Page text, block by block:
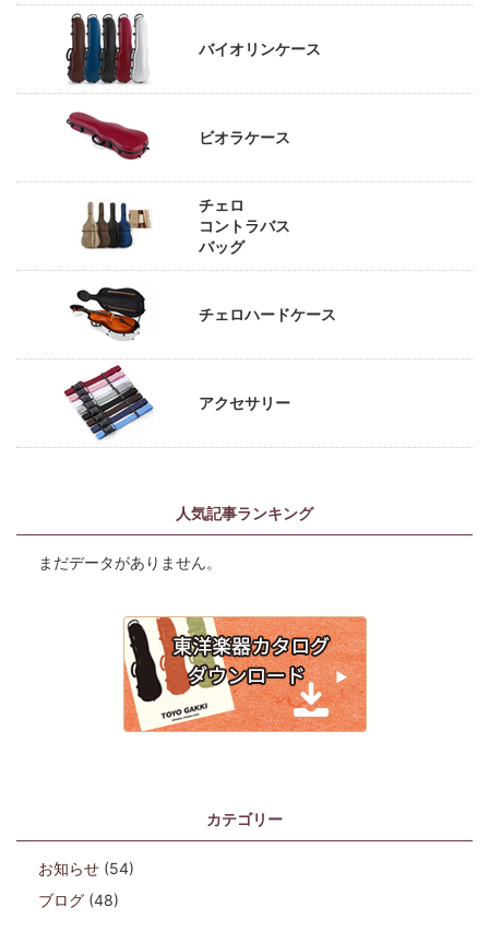
バイオリンケース
ビオラケース
チェロ
コントラバス
バッグ
チェロハードケース
アクセサリー
人気記事ランキング
まだデータがありません。
カテゴリー
お知らせ (54)
ブログ (48)